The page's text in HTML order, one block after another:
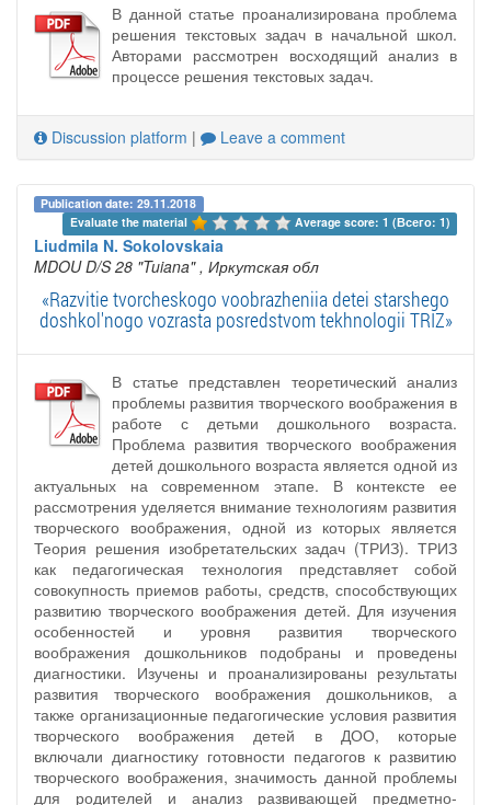
В данной статье проанализирована проблема
решения текстовых задач в начальной школ.
Авторами рассмотрен восходящий анализ в
процессе решения текстовых задач.
Discussion platform | Leave a comment
Publication date: 29.11.2018
Evaluate the material
Average score: 1 (Всего: 1)
Liudmila N. Sokolovskaia
MDOU D/S 28 "Tuiana" , Иркутская обл
«Razvitie tvorcheskogo voobrazheniia detei starshego
doshkol'nogo vozrasta posredstvom tekhnologii TRIZ»
В статье представлен теоретический анализ
проблемы развития творческого воображения в
работе с детьми дошкольного возраста.
Проблема развития творческого воображения
детей дошкольного возраста является одной из
актуальных на современном этапе. В контексте ее
рассмотрения уделяется внимание технологиям развития
творческого воображения, одной из которых является
Теория решения изобретательских задач (ТРИЗ). ТРИЗ
как педагогическая технология представляет собой
совокупность приемов работы, средств, способствующих
развитию творческого воображения детей. Для изучения
особенностей и уровня развития творческого
воображения дошкольников подобраны и проведены
диагностики. Изучены и проанализированы результаты
развития творческого воображения дошкольников, а
также организационные педагогические условия развития
творческого воображения детей в ДОО, которые
включали диагностику готовности педагогов к развитию
творческого воображения, значимость данной проблемы
для родителей и анализ развивающей предметно-